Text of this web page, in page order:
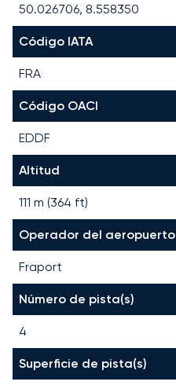
50.026706, 8.558350
Código IATA
FRA
Código OACI
EDDF
Altitud
111 m (364 ft)
Operador del aeropuerto
Fraport
Número de pista(s)
4
Superficie de pista(s)